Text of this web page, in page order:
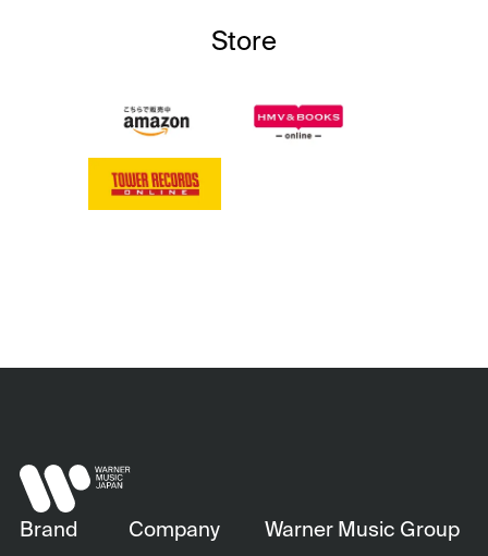
Store
Brand Company Warner Music Group